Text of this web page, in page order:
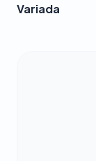
Variada